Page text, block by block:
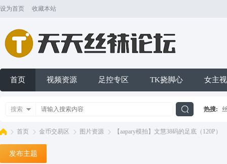
设为首页 收藏本站
首页 视频资源 足控专区 TK挠脚心 女主
搜索 热搜:
首页 金币交易区 图片资源 【aapary模拍】文慧38码的足底（120P）
发布主题